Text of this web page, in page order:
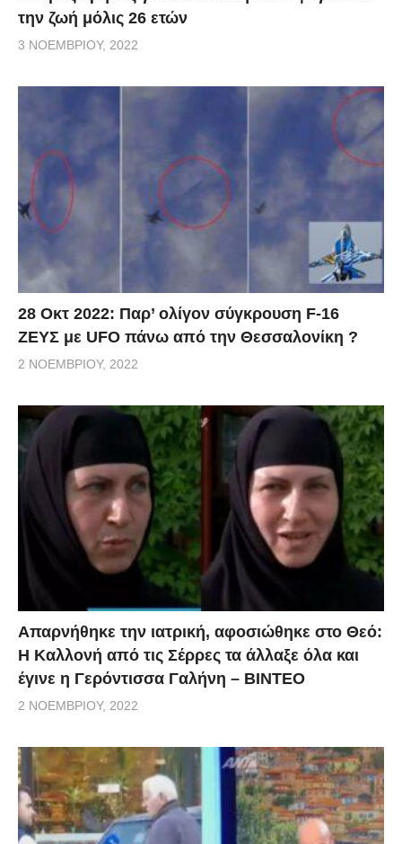
την ζωή μόλις 26 ετών
3 ΝΟΕΜΒΡΊΟΥ, 2022
28 Οκτ 2022: Παρ’ ολίγον σύγκρουση F-16
ΖΕΥΣ με UFO πάνω από την Θεσσαλονίκη ?
2 ΝΟΕΜΒΡΊΟΥ, 2022
Απαρνήθηκε την ιατρική, αφοσιώθηκε στο Θεό:
Η Καλλονή από τις Σέρρες τα άλλαξε όλα και
έγινε η Γερόντισσα Γαλήνη – ΒΙΝΤΕΟ
2 ΝΟΕΜΒΡΊΟΥ, 2022